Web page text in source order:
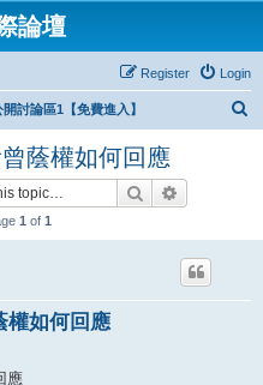
論壇
Login
Register
討論區1【免費進入】
蔭權如何回應
Search
1 of 1
權如何回應
應